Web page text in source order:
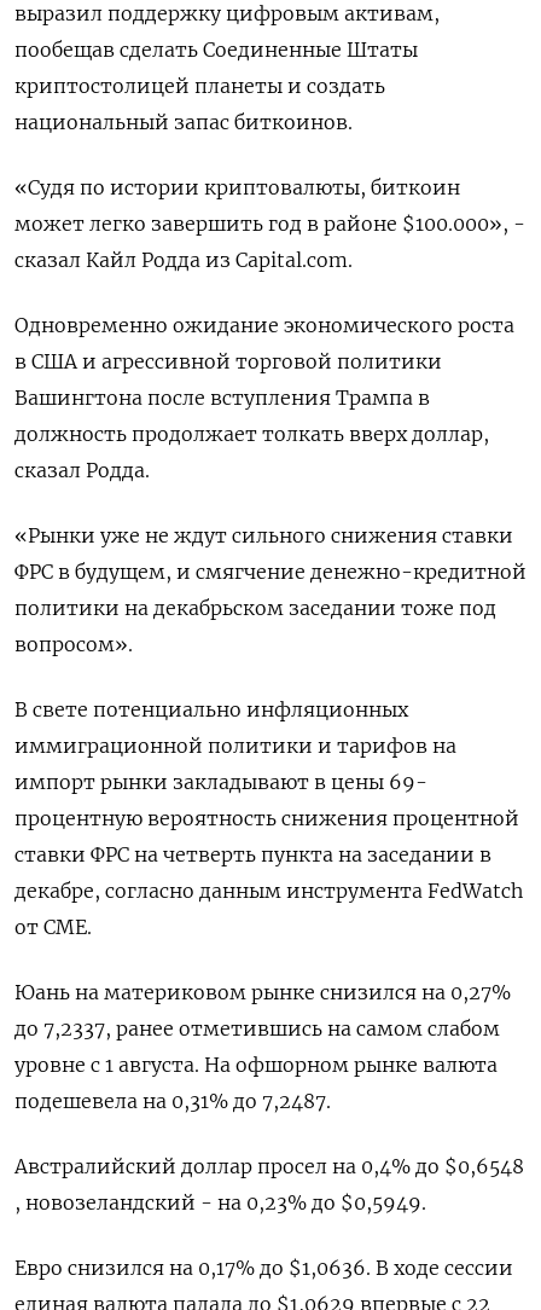
выразил поддержку цифровым активам,
пообещав сделать Соединенные Штаты
криптостолицей планеты и создать
национальный запас биткоинов.
«Судя по истории криптовалюты, биткоин
может легко завершить год в районе $100.000», -
сказал Кайл Родда из Capital.com.
Одновременно ожидание экономического роста
в США и агрессивной торговой политики
Вашингтона после вступления Трампа в
должность продолжает толкать вверх доллар,
сказал Родда.
«Рынки уже не ждут сильного снижения ставки
ФРС в будущем, и смягчение денежно-кредитной
политики на декабрьском заседании тоже под
вопросом».
В свете потенциально инфляционных
иммиграционной политики и тарифов на
импорт рынки закладывают в цены 69-
процентную вероятность снижения процентной
ставки ФРС на четверть пункта на заседании в
декабре, согласно данным инструмента FedWatch
от CME.
Юань на материковом рынке снизился на 0,27%
до​ 7,2337, ранее отметившись на самом слабом
уровне с 1 августа. На офшорном рынке валюта
подешевела на 0,31% до 7,2487.
Австралийский доллар просел на 0,4% до $0,6548​
, новозеландский - на 0,23% до $0,5949​.
Евро снизился на 0,17% до $1,0636. В ходе сессии
единая валюта падала до $1,0629 впервые с 22